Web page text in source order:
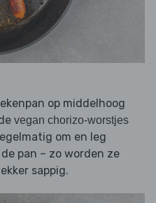
op middelhoog
vegan chorizo-worstjes
om en leg
pan – zo worden ze
sappig.